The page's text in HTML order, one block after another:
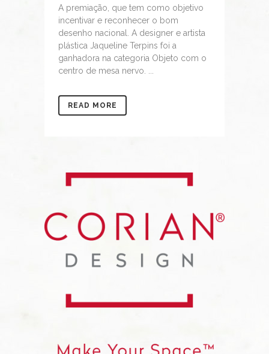
A premiação, que tem como objetivo
incentivar e reconhecer o bom
desenho nacional. A designer e artista
plástica Jaqueline Terpins foi a
ganhadora na categoria Objeto com o
centro de mesa nervo. ...
READ MORE